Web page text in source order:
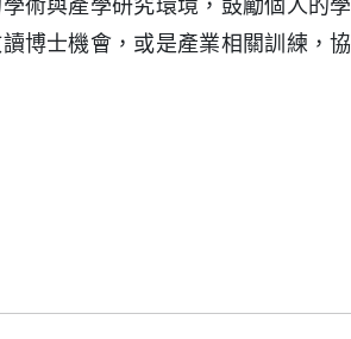
術與產學研究環境，鼓勵個人的
博士機會，或是產業相關訓練，